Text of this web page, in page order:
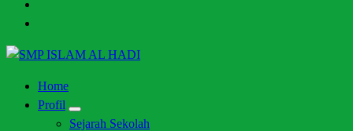
Halaman Resmi SMP Islam Al Hadi Mojolaban
Home
Profil
Sejarah Sekolah